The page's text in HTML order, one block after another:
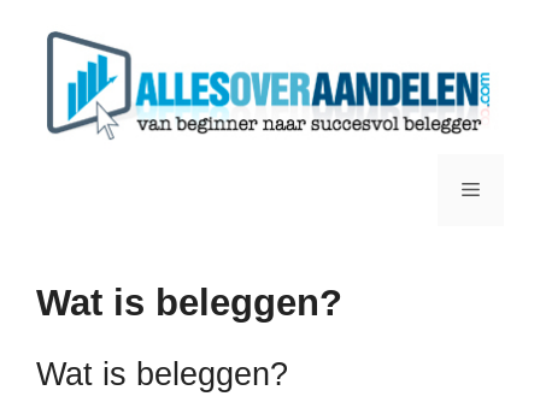
Menu
Wat is beleggen?
Wat is beleggen?